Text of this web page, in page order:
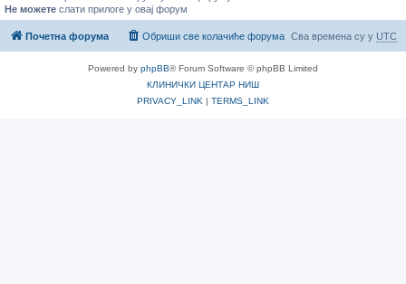
Не можете слати прилоге у овај форум
Почетна форума Сва времена су у UTC
Обриши све колачиће форума
Powered by phpBB® Forum Software © phpBB Limited
КЛИНИЧКИ ЦЕНТАР НИШ
PRIVACY_LINK | TERMS_LINK